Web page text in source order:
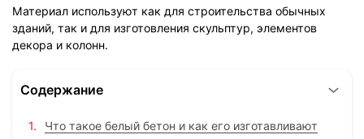
Материал используют как для строительства обычных
зданий, так и для изготовления скульптур, элементов
декора и колонн.
Содержание
Что такое белый бетон и как его изготавливают